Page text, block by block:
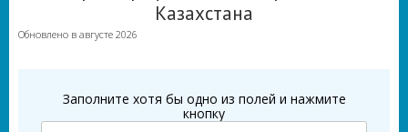
Казахстана
Обновлено в августе 2026
Заполните хотя бы одно из полей и нажмите
кнопку